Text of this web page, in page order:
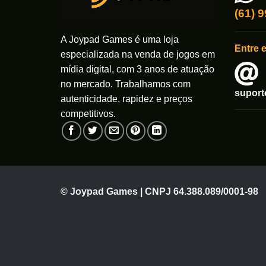
A Joypad Games é uma loja
especializada na venda de jogos em
mídia digital, com 3 anos de atuação
no mercado. Trabalhamos com
autenticidade, rapidez e preços
competitivos.
(61)
Entre
© Joypad Games | CNPJ 64.388.089/0001-98